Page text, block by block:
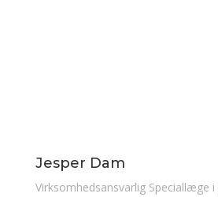
Jesper Dam
Virksomhedsansvarlig Speciallæge i